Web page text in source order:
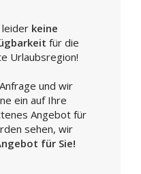
leider keine
für die
Urlaubsregion!
und wir
ein auf Ihre
Angebot für
sehen, wir
für Sie!